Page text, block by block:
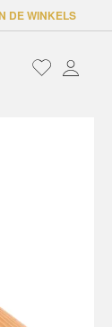
DE WINKELS